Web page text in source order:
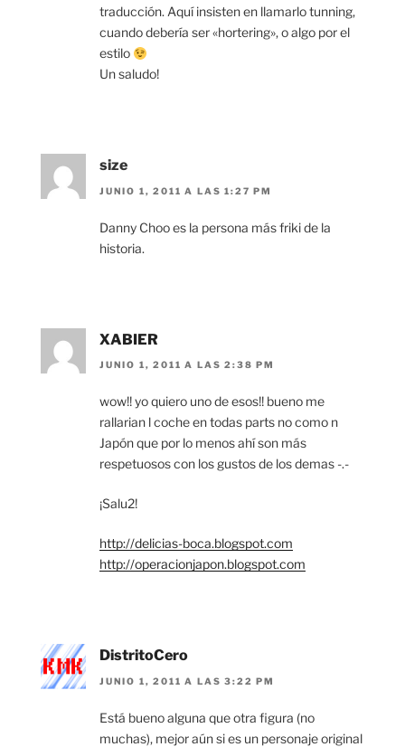
traducción. Aquí insisten en llamarlo tunning,
cuando debería ser «hortering», o algo por el
estilo
Un saludo!
size
JUNIO 1, 2011 A LAS 1:27 PM
Danny Choo es la persona más friki de la
historia.
XABIER
JUNIO 1, 2011 A LAS 2:38 PM
wow!! yo quiero uno de esos!! bueno me
rallarian l coche en todas parts no como n
Japón que por lo menos ahí son más
respetuosos con los gustos de los demas -.-
¡Salu2!
http://delicias-boca.blogspot.com
http://operacionjapon.blogspot.com
DistritoCero
JUNIO 1, 2011 A LAS 3:22 PM
Está bueno alguna que otra figura (no
muchas), mejor aún si es un personaje original